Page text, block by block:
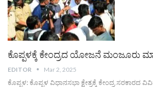
ಕೊಪ್ಪಳಕ್ಕೆ ಕೇಂದ್ರದ ಯೋಜನೆ ಮಂಜೂರು
EDITOR Mar 2, 2025
ಕೊಪ್ಪಳ: ಕೊಪ್ಪಳ ವಿಧಾನಸಭಾ ಕ್ಷೇತ್ರಕ್ಕೆ ಕೇಂದ್ರ ಸರಕಾರದ